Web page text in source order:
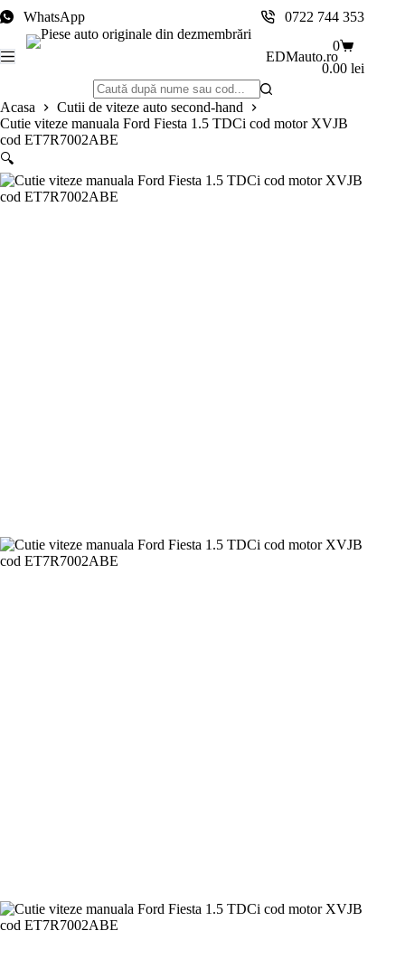
Sari
la
conținut
WhatsApp 0722 744 353
EDMauto.ro
Coș
de
0.00lei
0
Niciun
rezultat
Acasa
Cutii de viteze auto second-hand
Cutie viteze manuala Ford Fiesta 1.5 TDCi cod motor XVJB
cod ET7R7002ABE
🔍